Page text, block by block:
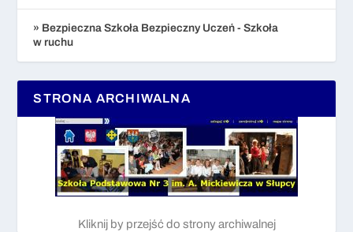
» Bezpieczna Szkoła Bezpieczny Uczeń - Szkoła
w ruchu
STRONA ARCHIWALNA
Kliknij by przejść do strony archiwalnej